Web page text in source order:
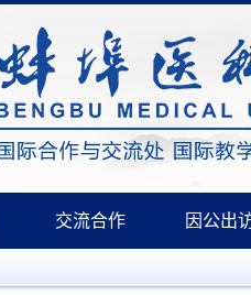
交流合作 因公出